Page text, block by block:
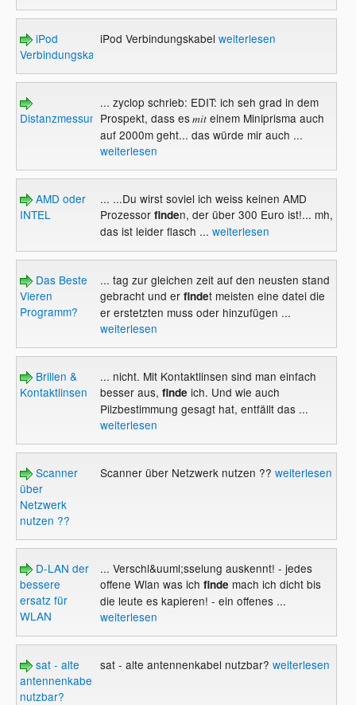
iPod
Verbindungskabel
iPod Verbindungskabel weiterlesen
Distanzmessung
... zyclop schrieb: EDIT: ich seh grad in dem
Prospekt, dass esmiteinem Miniprisma auch
auf 2000m geht... das würde mir auch ...
weiterlesen
AMD oder
INTEL
... ...Du wirst soviel ich weiss keinen AMD
Prozessorfinden, der über 300 Euro ist!... mh,
das ist leider flasch ... weiterlesen
Das Beste
Vieren
Programm?
... tag zur gleichen zeit auf den neusten stand
gebracht und erfindet meisten eine datei die
er erstetzten muss oder hinzufügen ...
weiterlesen
Brillen &
Kontaktlinsen
... nicht. Mit Kontaktlinsen sind man einfach
besser aus, finde ich. Und wie auch
Pilzbestimmung gesagt hat, entfällt das ...
weiterlesen
Scanner
über
Netzwerk
nutzen ??
Scanner über Netzwerk nutzen ?? weiterlesen
D-LAN der
bessere
ersatz für
WLAN
... Verschl&uuml;sselung auskennt! - jedes
offene Wlan was ich finde mach ich dicht bis
die leute es kapieren! - ein offenes ...
weiterlesen
sat - alte
antennenkabel
nutzbar?
sat - alte antennenkabel nutzbar? weiterlesen